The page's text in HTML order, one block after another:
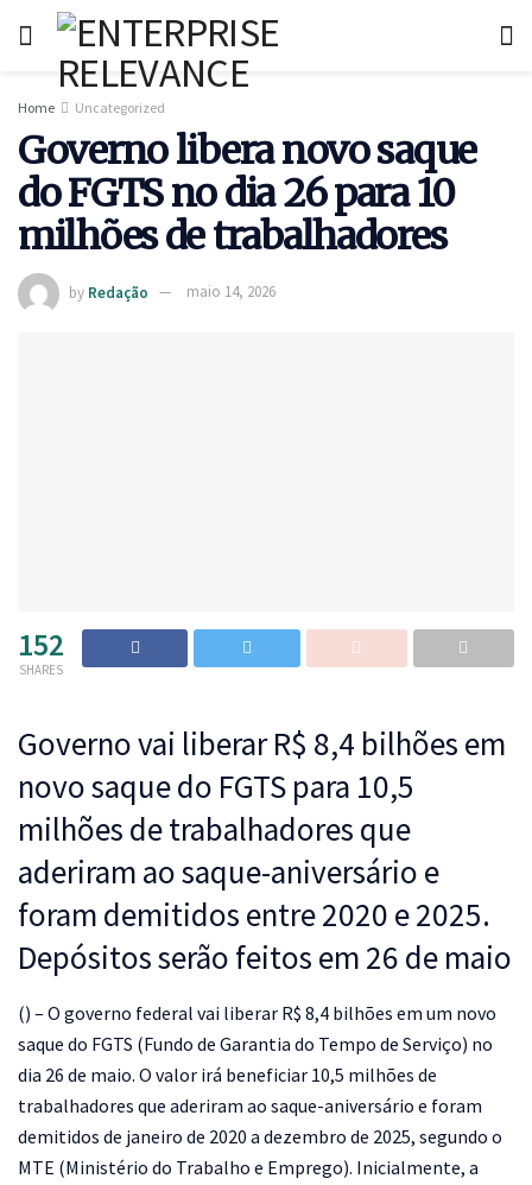
Home Uncategorized
Governo libera novo saque
do FGTS no dia 26 para 10
milhões de trabalhadores
by Redação maio 14, 2026
152
SHARES
Governo vai liberar R$ 8,4 bilhões em
novo saque do FGTS para 10,5
milhões de trabalhadores que
aderiram ao saque-aniversário e
foram demitidos entre 2020 e 2025.
Depósitos serão feitos em 26 de maio
() – O governo federal vai liberar R$ 8,4 bilhões em um novo
saque do FGTS (Fundo de Garantia do Tempo de Serviço) no
dia 26 de maio. O valor irá beneficiar 10,5 milhões de
trabalhadores que aderiram ao saque-aniversário e foram
demitidos de janeiro de 2020 a dezembro de 2025, segundo o
MTE (Ministério do Trabalho e Emprego). Inicialmente, a